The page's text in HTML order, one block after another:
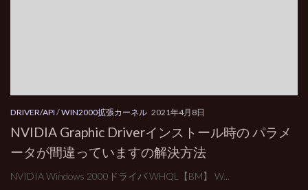
DRIVER/API /WIN2000拡張カーネル 2021年4月8日
NVIDIA Graphic Driverインストール時の パラメ
ータが間違っていますの解決方法
NVIDIA Windows 2000ドライバ WHQL【BM】 W...